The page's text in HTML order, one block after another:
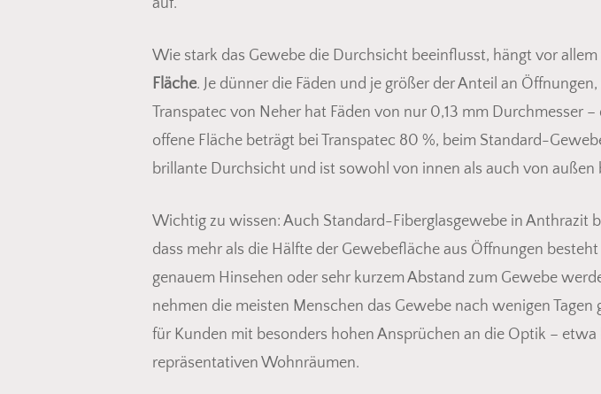
Wie stark das Gewebe die Durchsicht beeinflusst, hängt vor
Fläche. Je dünner die Fäden und je größer der Anteil an
Transpatec von Neher hat Fäden von nur 0,13 mm Durchmesser
offene Fläche beträgt bei Transpatec 80 %, beim Standard-
brillante Durchsicht und ist sowohl von innen als auch von
Wichtig zu wissen: Auch Standard-Fiberglasgewebe in Anthrazit
dass mehr als die Hälfte der Gewebefläche aus Öffnungen
genauem Hinsehen oder sehr kurzem Abstand zum Gewebe
nehmen die meisten Menschen das Gewebe nach wenigen
für Kunden mit besonders hohen Ansprüchen an die Optik –
repräsentativen Wohnräumen.